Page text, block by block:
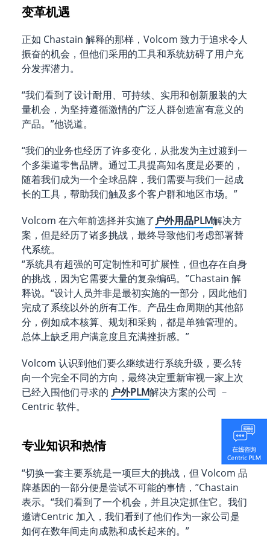
变革机遇
正如 Chastain 解释的那样，Volcom 致力于追求令人
振奋的机会，但他们采用的工具和系统妨碍了用户充
分发挥潜力。
“我们看到了设计耐用、可持续、实用和创新服装的大
量机会，为坚持遵循激情的广泛人群创造富有意义的
产品。”他说道。
“我们的业务也经历了许多变化，从批发为主过渡到一
个多渠道零售品牌。通过工具提高知名度是必要的，
随着我们成为一个全球品牌，我们需要与我们一起成
长的工具，帮助我们触及多个客户群和地区市场。”
Volcom 在六年前选择并实施了户外用品PLM解决方
案，但是经历了诸多挑战，最终导致他们考虑部署替
代系统。
“系统具有超强的可定制性和可扩展性，但也存在自身
的挑战，因为它需要大量的复杂编码。”Chastain 解
释说。“设计人员并非是最初实施的一部分，因此他们
完成了系统以外的所有工作。产品生命周期的其他部
分，例如成本核算、规划和采购，都是单独管理的。
总体上缺乏用户满意度且充满挫折感。”
Volcom 认识到他们要么继续进行系统升级，要么转
向一个完全不同的方向，最终决定重新审视一家上次
已经入围他们寻求的 户外PLM解决方案的公司 －
Centric 软件。
专业知识和热情
“切换一套主要系统是一项巨大的挑战，但 Volcom 品
牌基因的一部分便是尝试不可能的事情，”Chastain
表示。“我们看到了一个机会，并且决定抓住它。我们
邀请Centric 加入，我们看到了他们作为一家公司是
如何在数年间走向成熟和成长起来的。”